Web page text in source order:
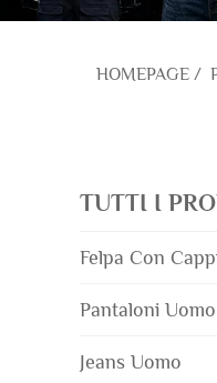
HOMEPAGE /
TUTTI I
Felpa Con
Pantaloni Uomo
Jeans Uomo